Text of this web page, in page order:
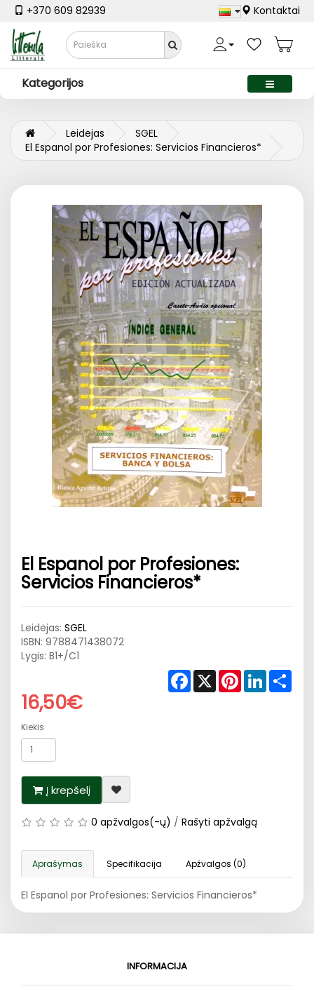
+370 609 82939 Kontaktai
Kategorijos
Leidėjas
SGEL
El Espanol por Profesiones: Servicios Financieros*
El Espanol por Profesiones:
Servicios Financieros*
Leidėjas: SGEL
ISBN: 9788471438072
Lygis: B1+/C1
Facebook
X PinterestLinkedIn
16,50€
Kiekis
Į krepšelį
0 apžvalgos(-ų) / Rašyti apžvalgą
Aprašymas Specifikacija Apžvalgos (0)
El Espanol por Profesiones: Servicios Financieros*
INFORMACIJA